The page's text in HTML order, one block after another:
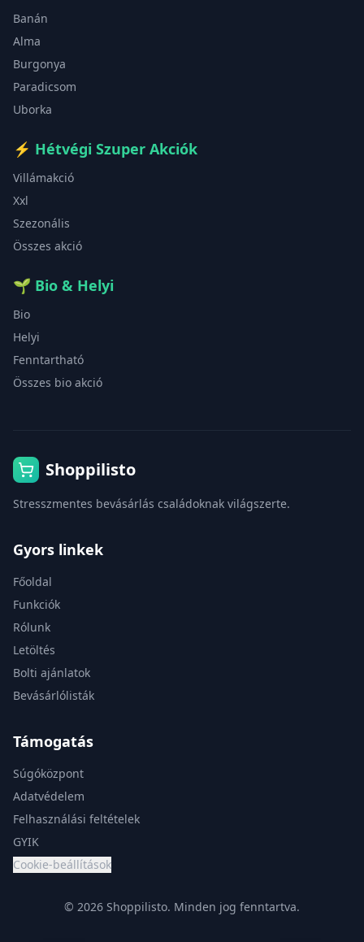
Banán
Alma
Burgonya
Paradicsom
Uborka
⚡ Hétvégi Szuper Akciók
Villámakció
Xxl
Szezonális
Összes akció
🌱 Bio & Helyi
Bio
Helyi
Fenntartható
Összes bio akció
Shoppilisto
Stresszmentes bevásárlás családoknak világszerte.
Gyors linkek
Főoldal
Funkciók
Rólunk
Letöltés
Bolti ajánlatok
Bevásárlólisták
Támogatás
Súgóközpont
Adatvédelem
Felhasználási feltételek
GYIK
Cookie-beállítások
© 2026 Shoppilisto. Minden jog fenntartva.